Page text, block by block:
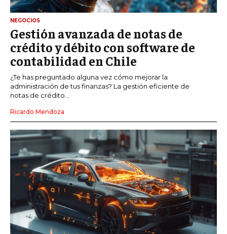
NEGOCIOS
Gestión avanzada de notas de
crédito y débito con software de
contabilidad en Chile
¿Te has preguntado alguna vez cómo mejorar la
administración de tus finanzas? La gestión eficiente de
notas de crédito...
Ricardo Mendoza